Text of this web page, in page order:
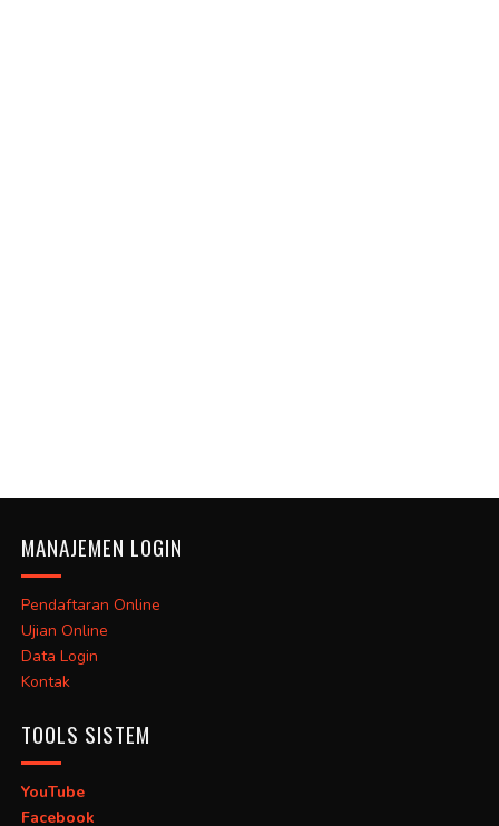
MANAJEMEN LOGIN
Pendaftaran Online
Ujian Online
Data Login
Kontak
TOOLS SISTEM
YouTube
Facebook